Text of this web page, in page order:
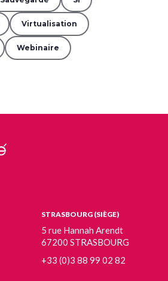
Virtualisation
Webinaire
STRASBOURG (SIÈGE)
5 rue Hannah Arendt
67200 STRASBOURG
+33 (0)3 88 99 02 82